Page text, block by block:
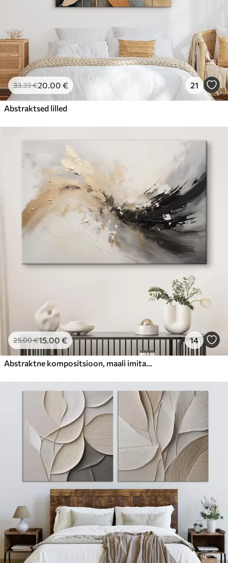
33.33€20.00 € 21
Abstraktsed lilled
25.00€15.00 € 14
Abstraktne kompositsioon, maali imitatsioon